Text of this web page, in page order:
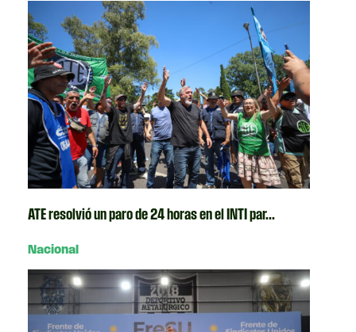
ATE resolvió un paro de 24 horas en el INTI par...
Nacional